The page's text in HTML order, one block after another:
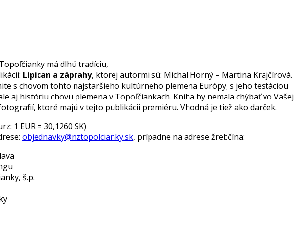
má dlhú tradíciu,
Lipican a záprahy, ktorej autormi sú: Michal Horný – Martina Krajčírová.
s chovom tohto najstaršieho kultúrneho plemena Európy, s jeho testáciou
aj históriu chovu plemena v Topoľčiankach. Kniha by nemala chýbať vo Vašej
ktoré majú v tejto publikácii premiéru. Vhodná je tiež ako darček.
1 EUR = 30,1260 SK)
objednavky@nztopolcianky.sk, prípadne na adrese žrebčína:
š.p.